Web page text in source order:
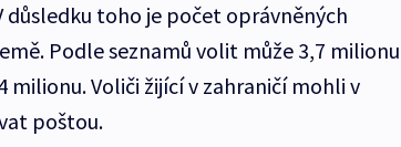
důsledku toho je počet oprávněných
Podle seznamů volit může 3,7 milionu
Voliči žijící v zahraničí mohli v
poštou.